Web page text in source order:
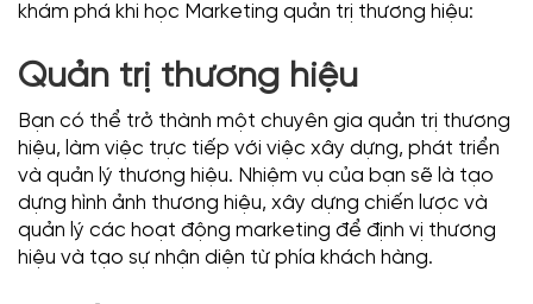
khám phá khi học Marketing quản trị thương hiệu:
Quản trị thương hiệu
Bạn có thể trở thành một chuyên gia quản trị thương
hiệu, làm việc trực tiếp với việc xây dựng, phát triển
và quản lý thương hiệu. Nhiệm vụ của bạn sẽ là tạo
dựng hình ảnh thương hiệu, xây dựng chiến lược và
quản lý các hoạt động marketing để định vị thương
hiệu và tạo sự nhận diện từ phía khách hàng.